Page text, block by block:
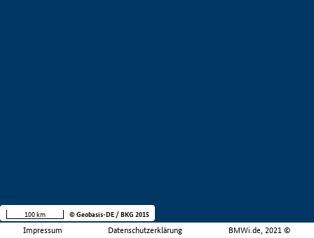
Impressum Datenschutzerklärung BMWi.de, 2021 ©
100 km © Geobasis-DE / BKG 2015